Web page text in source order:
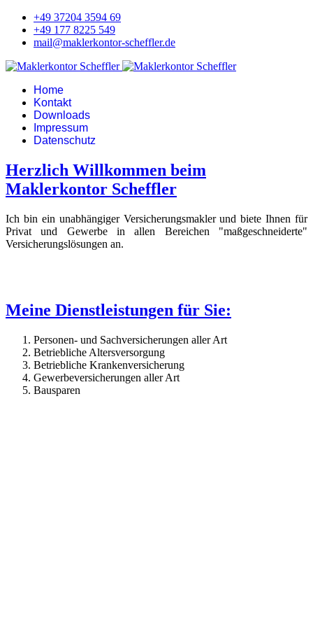
+49 37204 3594 69
+49 177 8225 549
mail@maklerkontor-scheffler.de
Home
Kontakt
Downloads
Impressum
Datenschutz
Herzlich Willkommen beim
Maklerkontor Scheffler
Ich bin ein unabhängiger Versicherungsmakler und biete Ihnen für
Privat und Gewerbe in allen Bereichen "maßgeschneiderte"
Versicherungslösungen an.
Meine Dienstleistungen für Sie:
Personen- und Sachversicherungen aller Art
Betriebliche Altersversorgung
Betriebliche Krankenversicherung
Gewerbeversicherungen aller Art
Bausparen